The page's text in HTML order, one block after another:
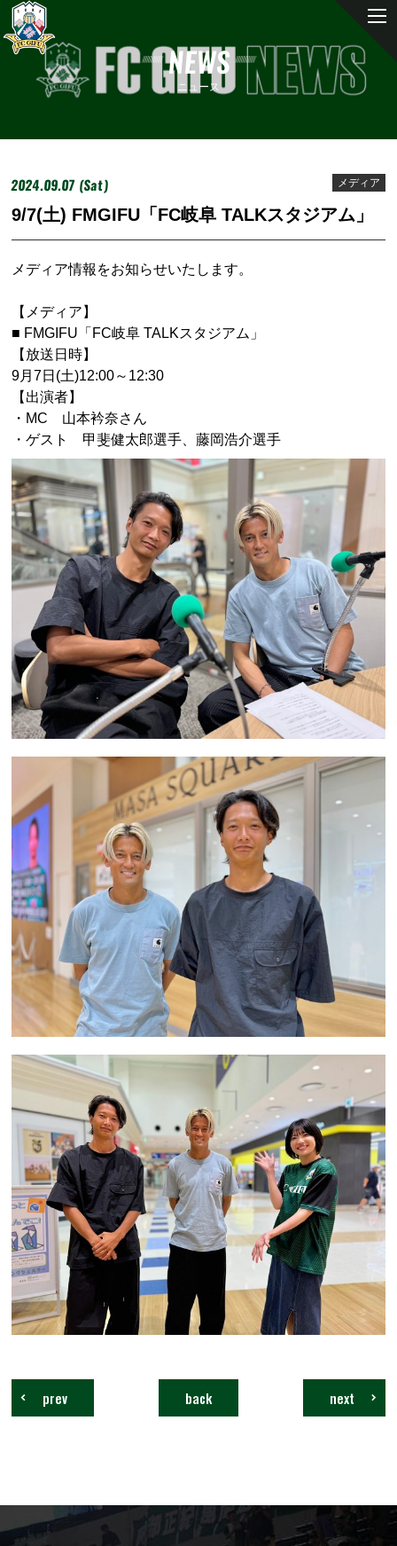
NEWS
ニュース
2024.09.07 (Sat) メディア
9/7(土) FMGIFU「FC岐阜 TALKスタジアム」
メディア情報をお知らせいたします。
【メディア】
■ FMGIFU「FC岐阜 TALKスタジアム」
【放送日時】
9月7日(土)12:00～12:30
【出演者】
・MC 山本衿奈さん
・ゲスト 甲斐健太郎選手、藤岡浩介選手
next
back
prev